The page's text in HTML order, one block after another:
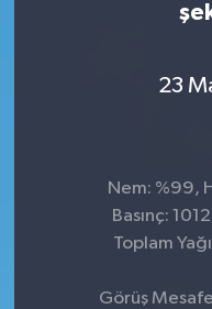
23
Nem: %99,
Basınç:
Toplam
Görüş